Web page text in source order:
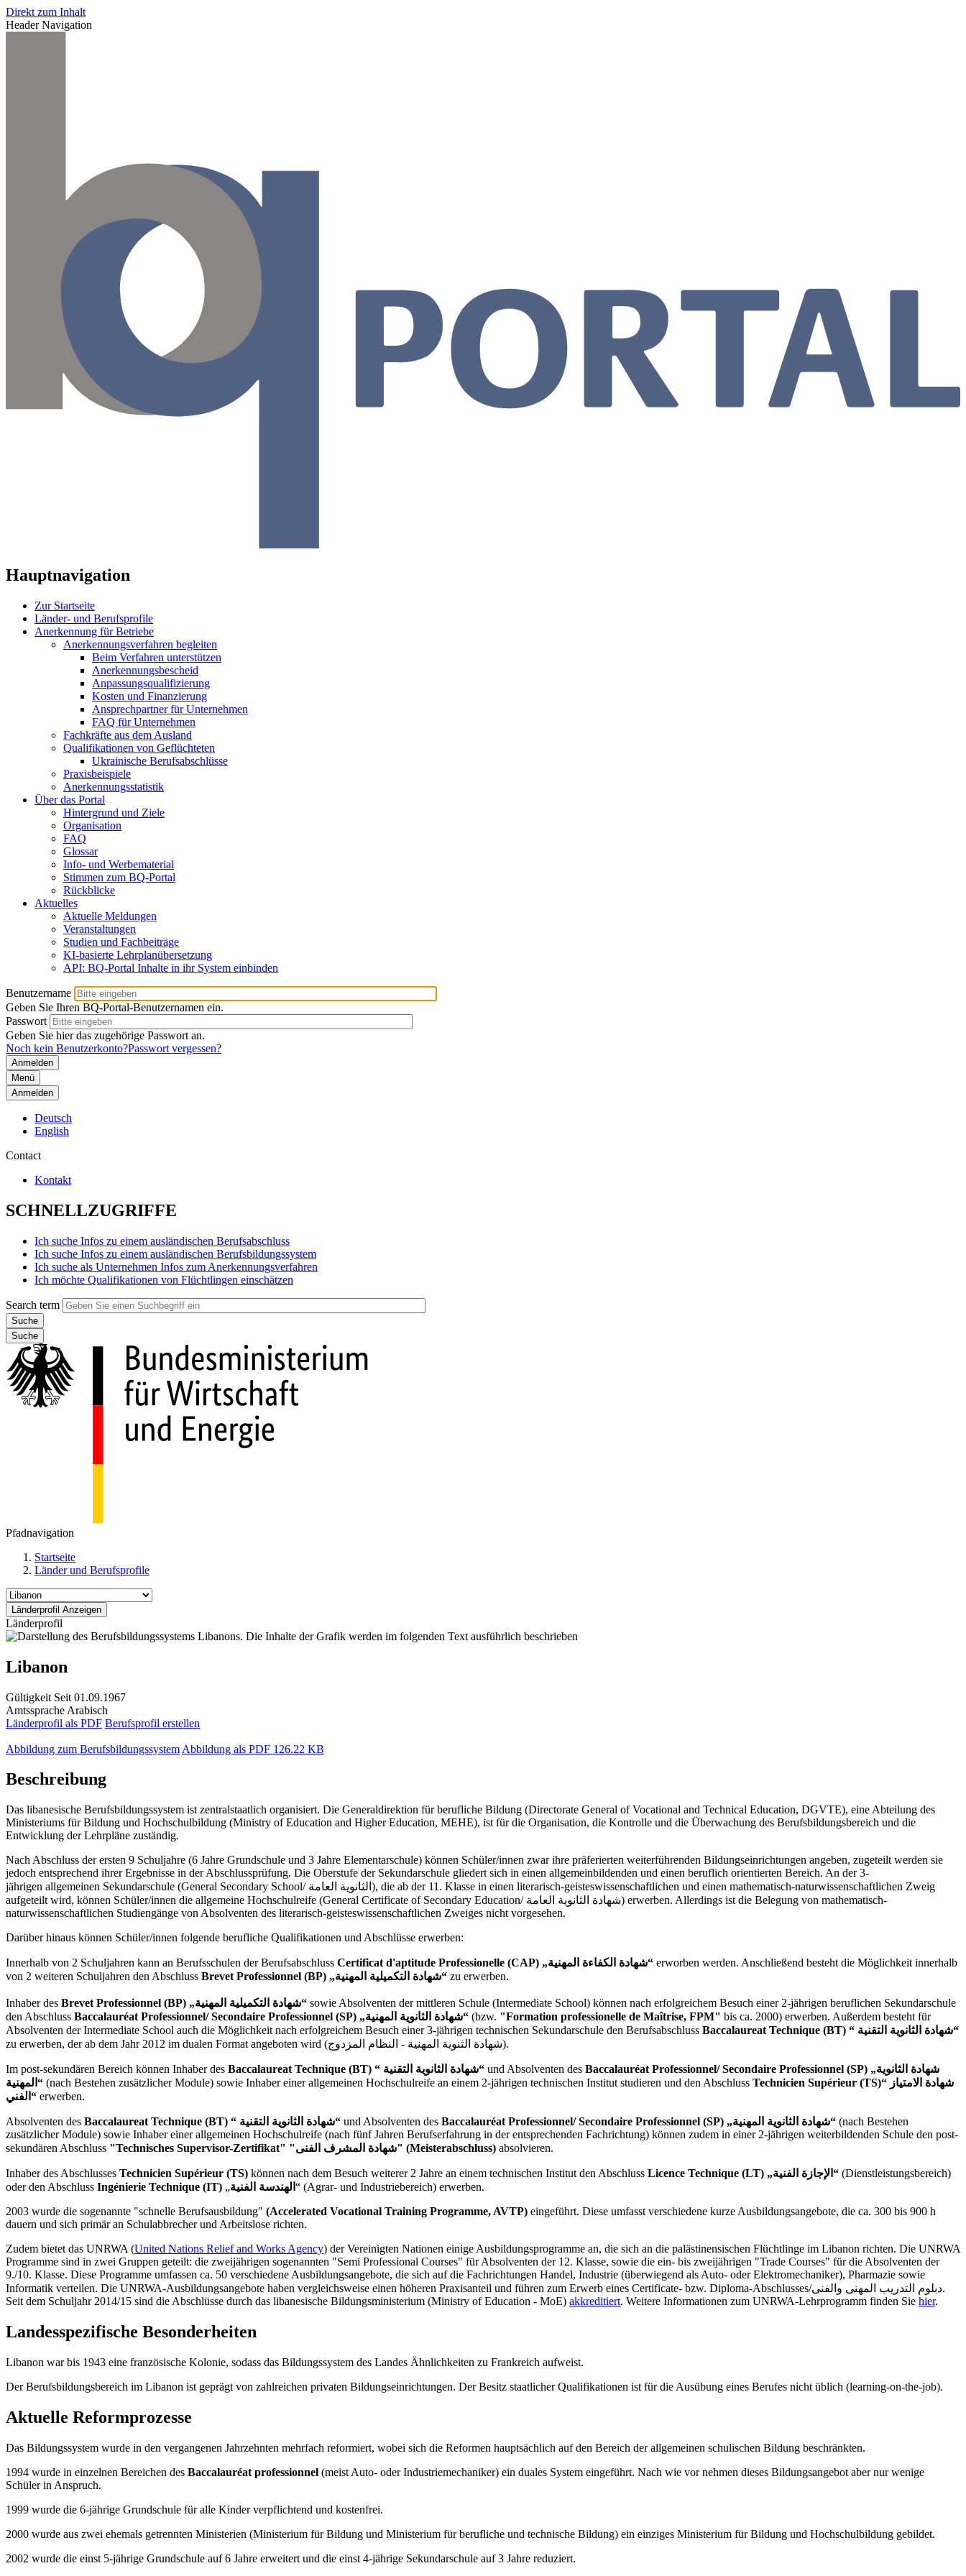
Direkt zum Inhalt
Header Navigation
Hauptnavigation
Zur Startseite
Länder- und Berufsprofile
Anerkennung für Betriebe
Anerkennungsverfahren begleiten
Beim Verfahren unterstützen
Anerkennungsbescheid
Anpassungsqualifizierung
Kosten und Finanzierung
Ansprechpartner für Unternehmen
FAQ für Unternehmen
Fachkräfte aus dem Ausland
Qualifikationen von Geflüchteten
Ukrainische Berufsabschlüsse
Praxisbeispiele
Anerkennungsstatistik
Über das Portal
Hintergrund und Ziele
Organisation
FAQ
Glossar
Info- und Werbematerial
Stimmen zum BQ-Portal
Rückblicke
Aktuelles
Aktuelle Meldungen
Veranstaltungen
Studien und Fachbeiträge
KI-basierte Lehrplanübersetzung
API: BQ-Portal Inhalte in ihr System einbinden
Benutzername
Geben Sie Ihren BQ-Portal-Benutzernamen ein.
Passwort
Geben Sie hier das zugehörige Passwort an.
Noch kein Benutzerkonto?Passwort vergessen?
Menü
Anmelden
Deutsch
English
Contact
Kontakt
SCHNELLZUGRIFFE
Ich suche Infos zu einem ausländischen Berufsabschluss
Ich suche Infos zu einem ausländischen Berufsbildungssystem
Ich suche als Unternehmen Infos zum Anerkennungsverfahren
Ich möchte Qualifikationen von Flüchtlingen einschätzen
Search term
Suche
Pfadnavigation
Startseite
Länder und Berufsprofile
Länderprofil
Libanon
Gültigkeit Seit 01.09.1967
Amtssprache Arabisch
Länderprofil als PDF Berufsprofil erstellen
Abbildung zum Berufsbildungssystem Abbildung als PDF 126.22 KB
Beschreibung
Das libanesische Berufsbildungssystem ist zentralstaatlich organisiert. Die Generaldirektion für berufliche Bildung (Directorate General of Vocational and Technical Education, DGVTE), eine Abteilung des
Ministeriums für Bildung und Hochschulbildung (Ministry of Education and Higher Education, MEHE), ist für die Organisation, die Kontrolle und die Überwachung des Berufsbildungsbereich und die
Entwicklung der Lehrpläne zuständig.
Nach Abschluss der ersten 9 Schuljahre (6 Jahre Grundschule und 3 Jahre Elementarschule) können Schüler/innen zwar ihre präferierten weiterführenden Bildungseinrichtungen angeben, zugeteilt werden sie
jedoch entsprechend ihrer Ergebnisse in der Abschlussprüfung. Die Oberstufe der Sekundarschule gliedert sich in einen allgemeinbildenden und einen beruflich orientierten Bereich. An der 3-
jährigen allgemeinen Sekundarschule (General Secondary School/ الثانوية العامة), die ab der 11. Klasse in einen literarisch-geisteswissenschaftlichen und einen mathematisch-naturwissenschaftlichen Zweig
aufgeteilt wird, können Schüler/innen die allgemeine Hochschulreife (General Certificate of Secondary Education/ شهادة الثانوية العامة) erwerben. Allerdings ist die Belegung von mathematisch-
naturwissenschaftlichen Studiengänge von Absolventen des literarisch-geisteswissenschaftlichen Zweiges nicht vorgesehen.
Darüber hinaus können Schüler/innen folgende berufliche Qualifikationen und Abschlüsse erwerben:
Innerhalb von 2 Schuljahren kann an Berufsschulen der Berufsabschluss Certificat d'aptitude Professionelle (CAP) „شهادة الكفاءة المهنية“ erworben werden. Anschließend besteht die Möglichkeit innerhalb
von 2 weiteren Schuljahren den Abschluss
Brevet Professionnel (BP) „شهادة التكميلية المهنية“ zu erwerben.
Inhaber des Brevet Professionnel (BP) „شهادة التكميلية المهنية“ sowie Absolventen der mittleren Schule (Intermediate School) können nach erfolgreichem Besuch einer 2-jährigen beruflichen Sekundarschule
den Abschluss Baccalauréat Professionnel/ Secondaire Professionnel (SP) „شهادة الثانوية المهنية“ (bzw. "Formation professionelle de Maîtrise, FPM" bis ca. 2000) erwerben. Außerdem besteht für
Absolventen der Intermediate School auch die Möglichkeit nach erfolgreichem Besuch einer 3-jährigen technischen Sekundarschule den Berufsabschluss Baccalaureat Technique (BT) “
شهادة الثانوية التقنية“
zu erwerben, der ab dem Jahr 2012 im dualen Format angeboten wird (شهادة الثنوية المهنية - النظام المزدوج).
Im post-sekundären Bereich können Inhaber des Baccalaureat Technique (BT) “ شهادة الثانوية التقنية“ und Absolventen des Baccalauréat Professionnel/ Secondaire Professionnel (SP) „شهادة الثانوية
المهنية“ (nach Bestehen zusätzlicher Module) sowie Inhaber einer allgemeinen Hochschulreife an einem 2-jährigen technischen Institut studieren und den Abschluss Technicien Supérieur (TS)“ شهادة الامتياز
الفني“ erwerben.
Absolventen des Baccalaureat Technique (BT) “ شهادة الثانوية التقنية“ und Absolventen des Baccalauréat Professionnel/ Secondaire Professionnel (SP) „شهادة الثانوية المهنية“ (nach Bestehen
zusätzlicher Module) sowie Inhaber einer allgemeinen Hochschulreife (nach fünf Jahren Berufserfahrung in der entsprechenden Fachrichtung) können zudem in einer 2-jährigen weiterbildenden Schule den post-
sekundären Abschluss
"Technisches Supervisor-Zertifikat" "شهادة المشرف الفنى" (Meisterabschluss) absolvieren.
Inhaber des Abschlusses Technicien Supérieur (TS) können nach dem Besuch weiterer 2 Jahre an einem technischen Institut den Abschluss Licence Technique (LT) „الإجازة الفنية“ (Dienstleistungsbereich)
oder den Abschluss Ingénierie Technique (IT) „الهندسة الفنية “ (Agrar- und Industriebereich) erwerben.
2003 wurde die sogenannte "schnelle Berufsausbildung" (Accelerated Vocational Training Programme, AVTP) eingeführt. Diese umfasst verschiedene kurze Ausbildungsangebote, die ca. 300 bis 900 h
dauern und sich primär an Schulabbrecher und Arbeitslose richten.
Zudem bietet das UNRWA (United Nations Relief and Works Agency) der Vereinigten Nationen einige Ausbildungsprogramme an, die sich an die palästinensischen Flüchtlinge im Libanon richten. Die UNRWA
Programme sind in zwei Gruppen geteilt: die zweijährigen sogenannten "Semi Professional Courses" für Absolventen der 12. Klasse, sowie die ein- bis zweijährigen "Trade Courses" für die Absolventen der
9./10. Klasse. Diese Programme umfassen ca. 50 verschiedene Ausbildungsangebote, die sich auf die Fachrichtungen Handel, Industrie (überwiegend als Auto- oder Elektromechaniker), Pharmazie sowie
Informatik verteilen. Die UNRWA-Ausbildungsangebote haben vergleichsweise einen höheren Praxisanteil und führen zum Erwerb eines Certificate- bzw. Diploma-Abschlusses/دبلوم التدريب المهنى والفنى.
Seit dem Schuljahr 2014/15 sind die Abschlüsse durch das libanesische Bildungsministerium (Ministry of Education - MoE) akkreditiert. Weitere Informationen zum UNRWA-Lehrprogramm finden Sie hier.
Landesspezifische Besonderheiten
Libanon war bis 1943 eine französische Kolonie, sodass das Bildungssystem des Landes Ähnlichkeiten zu Frankreich aufweist.
Der Berufsbildungsbereich im Libanon ist geprägt von zahlreichen privaten Bildungseinrichtungen. Der Besitz staatlicher Qualifikationen ist für die Ausübung eines Berufes nicht üblich (learning-on-the-job).
Aktuelle Reformprozesse
Das Bildungssystem wurde in den vergangenen Jahrzehnten mehrfach reformiert, wobei sich die Reformen hauptsächlich auf den Bereich der allgemeinen schulischen Bildung beschränkten.
1994 wurde in einzelnen Bereichen des Baccalauréat professionnel (meist Auto- oder Industriemechaniker) ein duales System eingeführt. Nach wie vor nehmen dieses Bildungsangebot aber nur wenige
Schüler in Anspruch.
1999 wurde die 6-jährige Grundschule für alle Kinder verpflichtend und kostenfrei.
2000 wurde aus zwei ehemals getrennten Ministerien (Ministerium für Bildung und Ministerium für berufliche und technische Bildung) ein einziges Ministerium für Bildung und Hochschulbildung gebildet.
2002 wurde die einst 5-jährige Grundschule auf 6 Jahre erweitert und die einst 4-jährige Sekundarschule auf 3 Jahre reduziert.